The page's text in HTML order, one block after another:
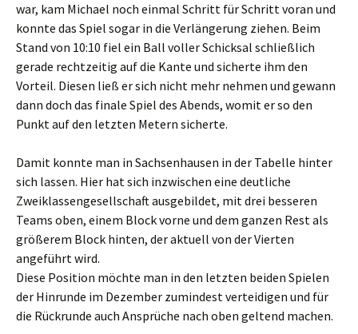
war, kam Michael noch einmal Schritt für Schritt voran und
konnte das Spiel sogar in die Verlängerung ziehen. Beim
Stand von 10:10 fiel ein Ball voller Schicksal schließlich
gerade rechtzeitig auf die Kante und sicherte ihm den
Vorteil. Diesen ließ er sich nicht mehr nehmen und gewann
dann doch das finale Spiel des Abends, womit er so den
Punkt auf den letzten Metern sicherte.
Damit konnte man in Sachsenhausen in der Tabelle hinter
sich lassen. Hier hat sich inzwischen eine deutliche
Zweiklassengesellschaft ausgebildet, mit drei besseren
Teams oben, einem Block vorne und dem ganzen Rest als
größerem Block hinten, der aktuell von der Vierten
angeführt wird.
Diese Position möchte man in den letzten beiden Spielen
der Hinrunde im Dezember zumindest verteidigen und für
die Rückrunde auch Ansprüche nach oben geltend machen.